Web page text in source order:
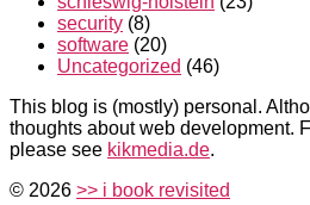
security (8)
software (20)
Uncategorized (46)
This blog is (mostly) personal.
thoughts about web development.
please see kikmedia.de.
© 2026 >> i book revisited